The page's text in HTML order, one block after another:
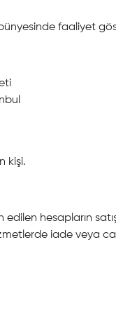
bünyesinde faaliyet
kişi.
hesapların
iade veya